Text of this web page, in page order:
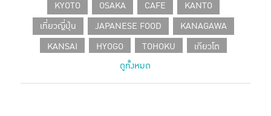
KYOTO
OSAKA CAFE
KANTO
เที่ยวญี่ปุ่น
JAPANESE FOOD
KANAGAWA
KANSAI
HYOGO TOHOKU
เกียวโต
CHUBU โอซาก้า
CAFE IN TOKYO
JAPANESE PRODUCT
ดูทั้งหมด